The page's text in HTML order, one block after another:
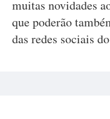
muitas novidades
que poderão
das redes sociais